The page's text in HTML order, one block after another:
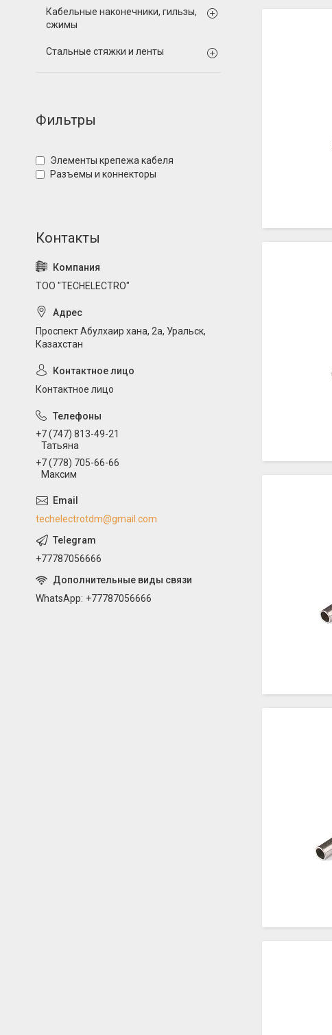
Кабельные наконечники, гильзы,
сжимы
Стальные стяжки и ленты
Фильтры
Элементы крепежа кабеля
Разъемы и коннекторы
ТОО "TECHELECTRO"
Проспект Абулхаир хана, 2а, Уральск,
Казахстан
Контактное лицо
+7 (747) 813-49-21
Татьяна
+7 (778) 705-66-66
Максим
techelectrotdm@gmail.com
+77787056666
WhatsApp +77787056666